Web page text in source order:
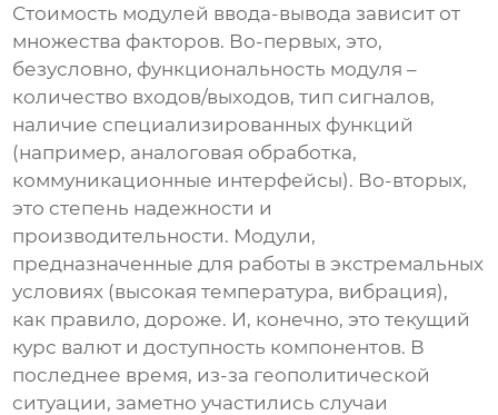
Стоимость модулей ввода-вывода зависит от
множества факторов. Во-первых, это,
безусловно, функциональность модуля –
количество входов/выходов, тип сигналов,
наличие специализированных функций
(например, аналоговая обработка,
коммуникационные интерфейсы). Во-вторых,
это степень надежности и
производительности. Модули,
предназначенные для работы в экстремальных
условиях (высокая температура, вибрация),
как правило, дороже. И, конечно, это текущий
курс валют и доступность компонентов. В
последнее время, из-за геополитической
ситуации, заметно участились случаи